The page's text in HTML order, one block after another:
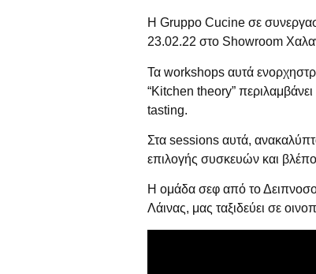
Η Gruppo Cucine σε
23.02.22 στο Showroom
Τα workshops αυτά
“Kitchen theory”
tasting.
Στα sessions αυτά,
επιλογής συσκευών και
Η ομάδα σεφ από το
Λάινας, μας ταξιδεύει σε